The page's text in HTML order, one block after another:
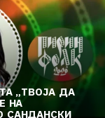
„ТВОЈА ДА
НА
САНДАНСКИ